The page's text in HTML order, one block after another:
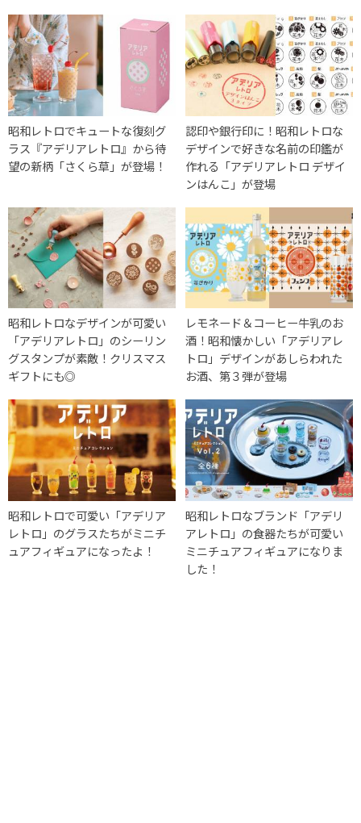
昭和レトロでキュートな復刻グ
ラス『アデリアレトロ』から待
望の新柄「さくら草」が登場！
認印や銀行印に！昭和レトロな
デザインで好きな名前の印鑑が
作れる「アデリアレトロ デザイ
ンはんこ」が登場
昭和レトロなデザインが可愛い
「アデリアレトロ」のシーリン
グスタンプが素敵！クリスマス
ギフトにも◎
レモネード＆コーヒー牛乳のお
酒！昭和懐かしい「アデリアレ
トロ」デザインがあしらわれた
お酒、第３弾が登場
昭和レトロで可愛い「アデリア
レトロ」のグラスたちがミニチ
ュアフィギュアになったよ！
昭和レトロなブランド「アデリ
アレトロ」の食器たちが可愛い
ミニチュアフィギュアになりま
した！